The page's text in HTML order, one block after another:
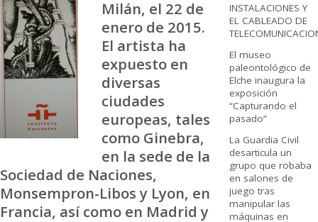
Milán, el 22 de
enero de 2015.
El artista ha
expuesto en
diversas
ciudades
europeas, tales
como Ginebra,
en la sede de la
Sociedad de Naciones,
Monsempron-Libos y Lyon, en
Francia, así como en Madrid y
INSTALACIONES Y
EL CABLEADO DE
El museo
paleontológico de
Elche inaugura la
exposición
“Capturando el
pasado”
La Guardia Civil
desarticula un
grupo que robaba
en salones de
juego tras
manipular las
máquinas en